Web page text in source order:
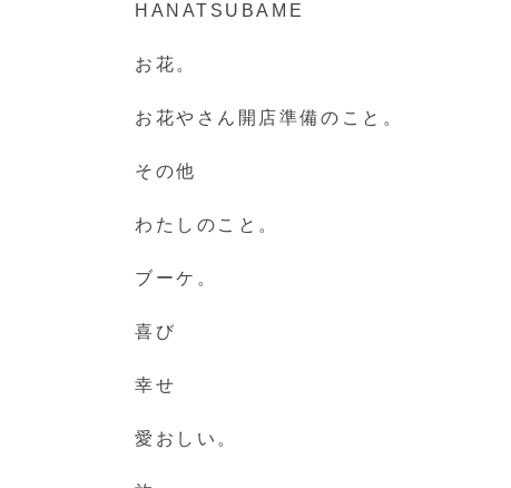
HANATSUBAME
お花。
お花やさん開店準備のこと。
その他
わたしのこと。
ブーケ。
喜び
幸せ
愛おしい。